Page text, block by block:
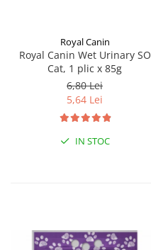
Royal Canin
Royal Canin Wet Urinary SO
Cat, 1 plic x 85g
6,80 Lei
5,64 Lei
IN STOC